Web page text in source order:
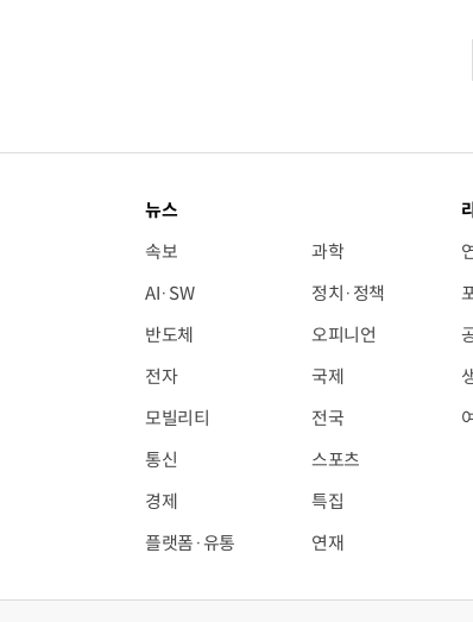
뉴스
속보
AI·SW
반도체
전자
모빌리티
통신
경제
플랫폼·유통
과학
정치·정책
오피니언
국제
전국
스포츠
특집
연재